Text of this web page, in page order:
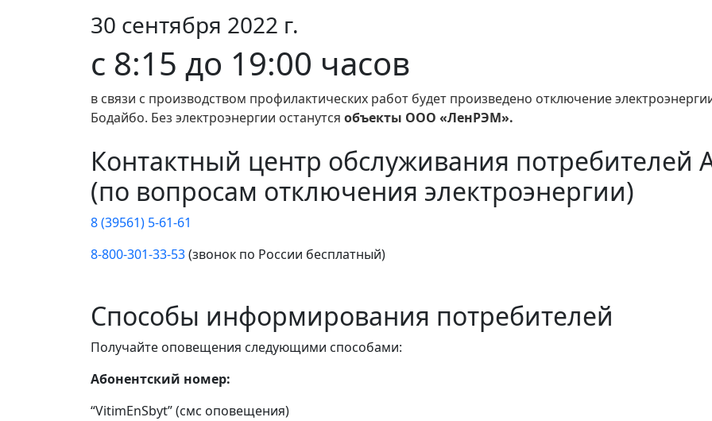
30 сентября 2022 г.
с 8:15 до 19:00 часов
в связи с производством профилактических работ будет произведено отключение
Бодайбо. Без электроэнергии останутся объекты ООО «ЛенРЭМ».
Контактный центр обслуживания потребителей
(по вопросам отключения электроэнергии)
8 (39561) 5-61-61
8-800-301-33-53(звонок по России бесплатный)
Способы информирования потребителей
Получайте оповещения следующими способами:
Абонентский номер:
“VitimEnSbyt” (смс оповещения)